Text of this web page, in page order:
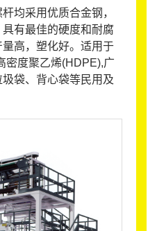
均采用优质合金钢，
有最佳的硬度和耐腐
高，塑化好。适用于
密度聚乙烯(HDPE),广
袋、背心袋等民用及